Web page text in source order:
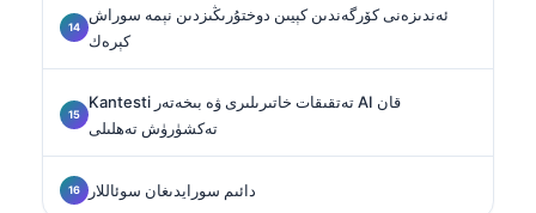
ئەندىزەنى كۆرگەندىن كېيىن دوختۇرىڭىزدىن نېمە سوراش
كېرەك
Kantesti تەتقىقات خاتىرىلىرى ۋە بىخەتەر AI قان
تەكشۈرۈش تەھلىلى
دائىم سورايدىغان سوئاللار